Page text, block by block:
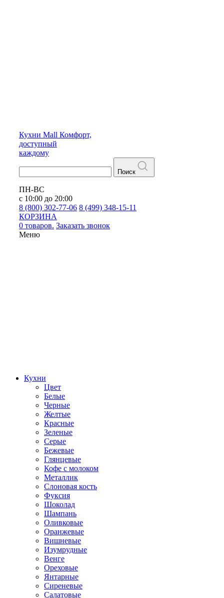
Кухни Mall Комфорт,
доступный
каждому
Поиск
ПН-ВС
с 10:00 до 20:00
8 (800) 302-77-06 8 (499) 348-15-11
КОРЗИНА
0 товаров. Заказать звонок
Меню
Кухни
Цвет
Белые
Черные
Желтые
Красные
Зеленые
Серые
Бежевые
Глянцевые
Кофе с молоком
Металлик
Слоновая кость
Фуксия
Шоколад
Шампань
Оливковые
Оранжевые
Вишневые
Изумрудные
Венге
Ореховые
Янтарные
Сиреневые
Салатовые